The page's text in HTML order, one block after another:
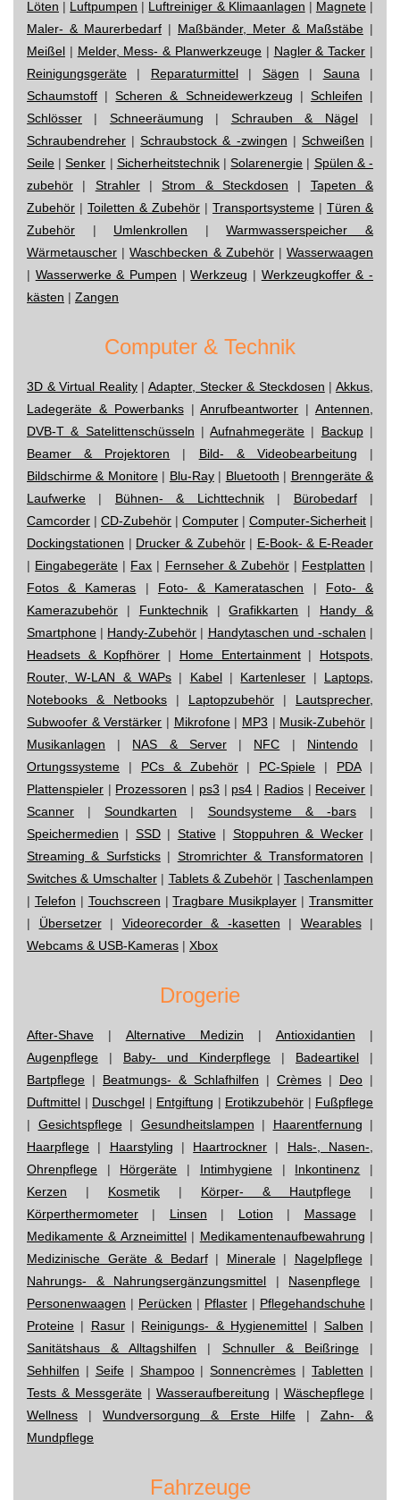
Löten | Luftpumpen | Luftreiniger & Klimaanlagen | Magnete|
Maler- & Maurerbedarf | Maßbänder, Meter & Maßstäbe |
Meißel | Melder, Mess- & Planwerkzeuge | Nagler & Tacker |
Reinigungsgeräte | Reparaturmittel| Sägen | Sauna |
Schaumstoff |Scheren & Schneidewerkzeug | Schleifen |
Schlösser | Schneeräumung | Schrauben & Nägel|
Schraubendreher |Schraubstock & -zwingen | Schweißen |
Seile |Senker | Sicherheitstechnik|Solarenergie | Spülen & -
zubehör | Strahler|Strom & Steckdosen | Tapeten &
Zubehör | Toiletten & Zubehör | Transportsysteme | Türen &
Zubehör | Umlenkrollen |Warmwasserspeicher &
Wärmetauscher |Waschbecken & Zubehör|Wasserwaagen
| Wasserwerke & Pumpen |Werkzeug | Werkzeugkoffer & -
kästen | Zangen
Computer & Technik
3D & Virtual Reality|Adapter, Stecker & Steckdosen |Akkus,
Ladegeräte & Powerbanks|Anrufbeantworter |Antennen,
DVB-T & Satelittenschüsseln |Aufnahmegeräte | Backup|
Beamer & Projektoren | Bild- & Videobearbeitung |
Bildschirme & Monitore| Blu-Ray| Bluetooth | Brenngeräte &
Laufwerke | Bühnen- & Lichttechnik| Bürobedarf|
Camcorder | CD-Zubehör | Computer | Computer-Sicherheit |
Dockingstationen | Drucker & Zubehör| E-Book- & E-Reader
| Eingabegeräte | Fax | Fernseher & Zubehör| Festplatten |
Fotos & Kameras | Foto- & Kamerataschen | Foto- &
Kamerazubehör | Funktechnik|Grafikkarten | Handy &
Smartphone | Handy-Zubehör | Handytaschen und -schalen |
Headsets & Kopfhörer | Home Entertainment| Hotspots,
Router, W-LAN & WAPs | Kabel| Kartenleser | Laptops,
Notebooks & Netbooks | Laptopzubehör | Lautsprecher,
Subwoofer & Verstärker | Mikrofone| MP3 | Musik-Zubehör |
Musikanlagen | NAS & Server| NFC | Nintendo|
Ortungssysteme | PCs & Zubehör| PC-Spiele | PDA|
Plattenspieler | Prozessoren | ps3 | ps4 | Radios| Receiver |
Scanner |Soundkarten | Soundsysteme & -bars|
Speichermedien | SSD| Stative| Stoppuhren & Wecker|
Streaming & Surfsticks| Stromrichter & Transformatoren |
Switches & Umschalter| Tablets & Zubehör | Taschenlampen
| Telefon | Touchscreen |Tragbare Musikplayer | Transmitter
| Übersetzer| Videorecorder & -kasetten | Wearables|
Webcams & USB-Kameras | Xbox
Drogerie
After-Shave | Alternative Medizin | Antioxidantien |
Augenpflege | Baby- und Kinderpflege | Badeartikel |
Bartpflege | Beatmungs- & Schlafhilfen | Crèmes | Deo |
Duftmittel | Duschgel | Entgiftung | Erotikzubehör | Fußpflege
| Gesichtspflege| Gesundheitslampen | Haarentfernung |
Haarpflege | Haarstyling | Haartrockner | Hals-, Nasen-,
Ohrenpflege | Hörgeräte | Intimhygiene| Inkontinenz |
Kerzen | Kosmetik | Körper- & Hautpflege |
Körperthermometer | Linsen | Lotion | Massage|
Medikamente & Arzneimittel| Medikamentenaufbewahrung |
Medizinische Geräte & Bedarf| Minerale| Nagelpflege|
Nahrungs- & Nahrungsergänzungsmittel | Nasenpflege |
Personenwaagen | Perücken | Pflaster | Pflegehandschuhe |
Proteine | Rasur| Reinigungs- & Hygienemittel | Salben |
Sanitätshaus & Alltagshilfen | Schnuller & Beißringe|
Sehhilfen | Seife| Shampoo|Sonnencrèmes |Tabletten |
Tests & Messgeräte | Wasseraufbereitung | Wäschepflege |
Wellness |Wundversorgung & Erste Hilfe| Zahn- &
Mundpflege
Fahrzeuge